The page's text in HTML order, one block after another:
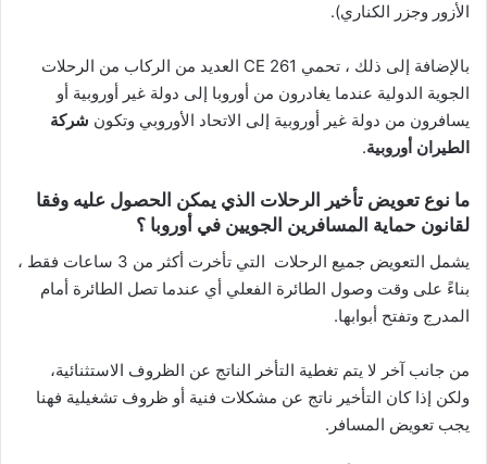
الأزور وجزر الكناري).
بالإضافة إلى ذلك ، تحمي CE 261 العديد من الركاب من الرحلات
الجوية الدولية عندما يغادرون من أوروبا إلى دولة غير أوروبية أو
يسافرون من دولة غير أوروبية إلى الاتحاد الأوروبي وتكون شركة
الطيران أوروبية.
ما نوع تعويض تأخير الرحلات الذي يمكن الحصول عليه وفقا
لقانون حماية المسافرين الجويين في أوروبا ؟
يشمل التعويض جميع الرحلات التي تأخرت أكثر من 3 ساعات فقط ،
بناءً على وقت وصول الطائرة الفعلي أي عندما تصل الطائرة أمام
المدرج وتفتح أبوابها.
من جانب آخر لا يتم تغطية التأخر الناتج عن الظروف الاستثنائية،
ولكن إذا كان التأخير ناتج عن مشكلات فنية أو ظروف تشغيلية فهنا
يجب تعويض المسافر.